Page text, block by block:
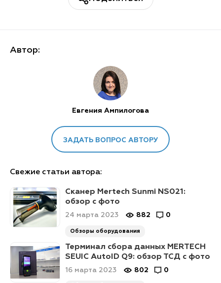
Автор:
Евгения Ампилогова
ЗАДАТЬ ВОПРОС АВТОРУ
Свежие статьи автора:
Сканер Mertech Sunmi NS021:
обзор с фото
24 марта 2023 882 0
Обзоры оборудования
Терминал сбора данных MERTECH
SEUIC AutoID Q9: обзор ТСД с фото
16 марта 2023 802 0